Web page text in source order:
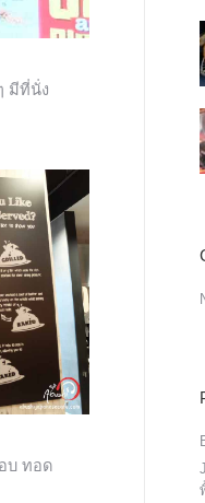
มีที่นั่ง
บ ทอด